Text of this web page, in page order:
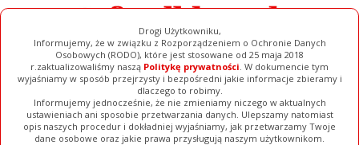
Drogi Użytkowniku,
Informujemy, że w związku z Rozporządzeniem o Ochronie Danych
Osobowych (RODO), które jest stosowane od 25 maja 2018
r.zaktualizowaliśmy naszą Politykę prywatności. W dokumencie tym
wyjaśniamy w sposób przejrzysty i bezpośredni jakie informacje zbieramy i
dlaczego to robimy.
Informujemy jednocześnie, że nie zmieniamy niczego w aktualnych
ustawieniach ani sposobie przetwarzania danych. Ulepszamy natomiast
opis naszych procedur i dokładniej wyjaśniamy, jak przetwarzamy Twoje
dane osobowe oraz jakie prawa przysługują naszym użytkownikom.
Ogłoszenia Filmy Galerie Baza Firm Pełna Wersja